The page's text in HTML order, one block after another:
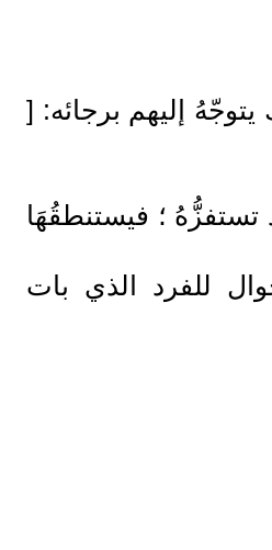
إليهم برجائه: [
تستفزُّهُ ؛ فيستنطقُهَا
للفرد الذي بات